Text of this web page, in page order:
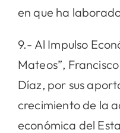
en que ha
9.- Al Impulso
Mateos”,
Díaz, por sus
crecimiento de la
económica del